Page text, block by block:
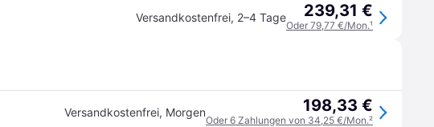
Versandkostenfrei, 2–4 Tage 239,31 €
Oder 79,77 €/Mon.¹
Versandkostenfrei, Morgen 198,33 €
Oder 6 Zahlungen von 34,25 €/Mon.²